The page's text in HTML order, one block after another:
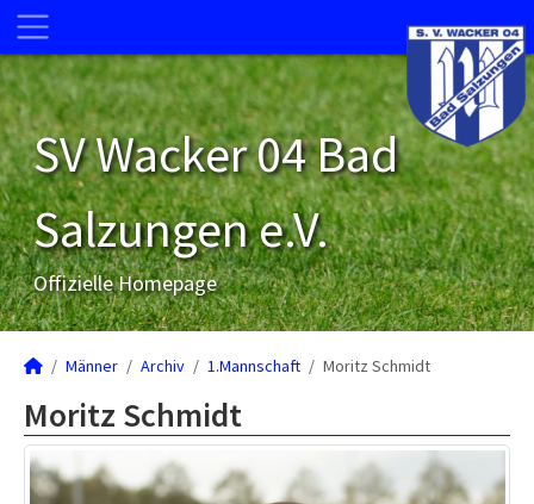
SV Wacker 04 Bad
Salzungen e.V.
Offizielle Homepage
Männer Archiv 1.Mannschaft Moritz Schmidt
Moritz Schmidt